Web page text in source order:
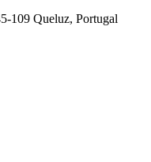
109 Queluz, Portugal